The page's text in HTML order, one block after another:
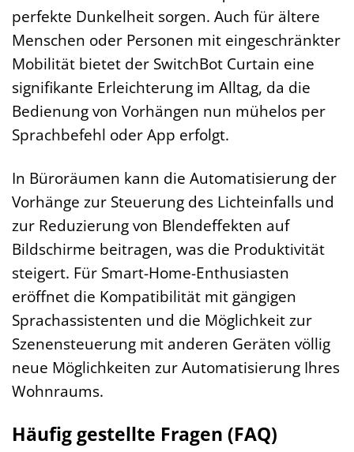
perfekte Dunkelheit sorgen. Auch für ältere
Menschen oder Personen mit eingeschränkter
Mobilität bietet der SwitchBot Curtain eine
signifikante Erleichterung im Alltag, da die
Bedienung von Vorhängen nun mühelos per
Sprachbefehl oder App erfolgt.
In Büroräumen kann die Automatisierung der
Vorhänge zur Steuerung des Lichteinfalls und
zur Reduzierung von Blendeffekten auf
Bildschirme beitragen, was die Produktivität
steigert. Für Smart-Home-Enthusiasten
eröffnet die Kompatibilität mit gängigen
Sprachassistenten und die Möglichkeit zur
Szenensteuerung mit anderen Geräten völlig
neue Möglichkeiten zur Automatisierung Ihres
Wohnraums.
Häufig gestellte Fragen (FAQ)